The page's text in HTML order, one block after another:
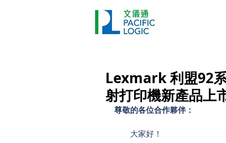
Lexmark 利盟92
射打印機新產品上
尊敬的各位合作夥伴：
大家好！